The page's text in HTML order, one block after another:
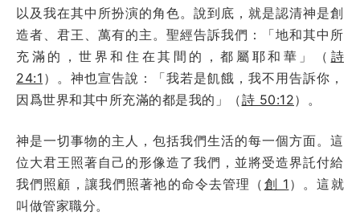
以及我在其中所扮演的角色。說到底，就是認清神是創
造者、君王、萬有的主。聖經告訴我們：「地和其中所
充滿的，世界和住在其間的，都屬耶和華」（ 詩
24:1 ）。神也宣告說：「我若是飢餓，我不用告訴你，
因爲世界和其中所充滿的都是我的」（詩 50:12）。
神是一切事物的主人，包括我們生活的每一個方面。這
位大君王照著自己的形像造了我們，並將受造界託付給
我們照顧，讓我們照著祂的命令去管理（ 創 1 ）。這就
叫做管家職分。